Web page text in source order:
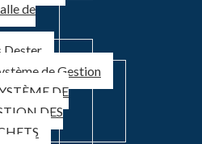
de
Dester
de Gestion
DE
DES